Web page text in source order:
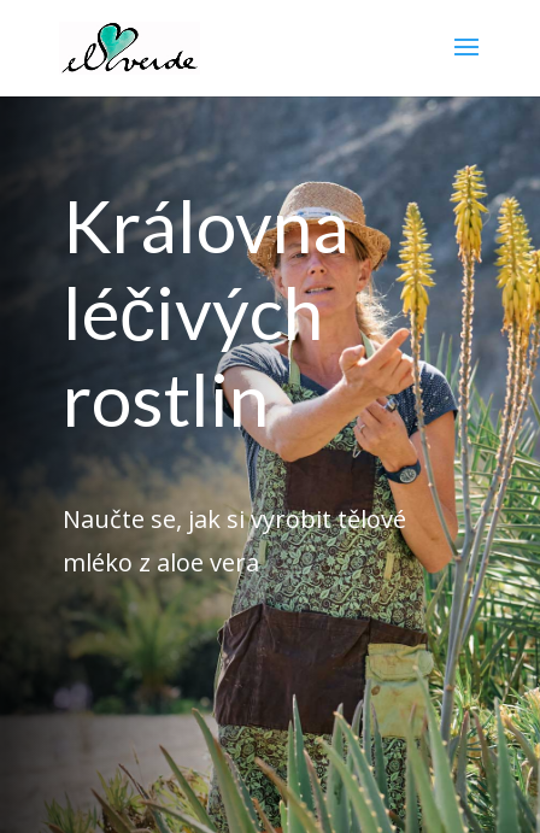
Královna
léčivých
rostlin
Naučte se, jak si vyrobit tělové
mléko z aloe vera